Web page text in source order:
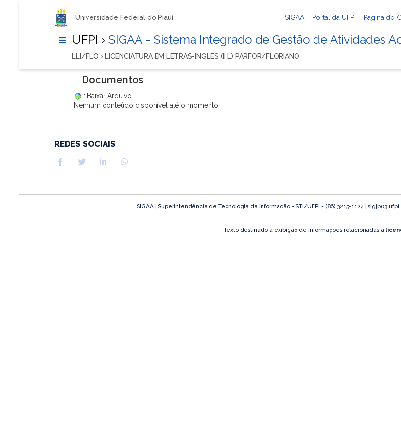
Universidade Federal do Piauí SIGAA Portal da UFPI Página do
UFPI › SIGAA - Sistema Integrado de Gestão de Atividades
LLI/FLO › LICENCIATURA EM LETRAS-INGLES (II L) PARFOR/FLORIANO
Documentos
: Baixar Arquivo
Nenhum conteúdo disponível até o momento
REDES SOCIAIS
SIGAA | Superintendência de Tecnologia da Informação - STI/UFPI - (86) 3215-1124 |
Texto destinado a exibição de informações relacionadas à